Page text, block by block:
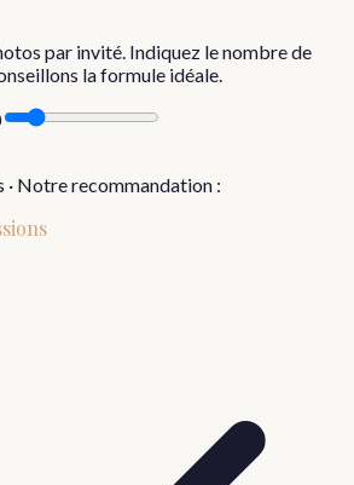
par invité. Indiquez le nombre de
la formule idéale.
Notre recommandation :